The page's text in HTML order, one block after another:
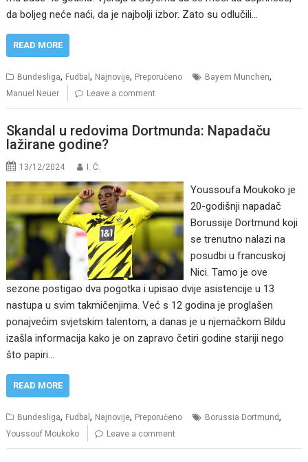
da boljeg neće naći, da je najbolji izbor. Zato su odlučili…
READ MORE
Bundesliga, Fudbal, Najnovije, Preporučeno Bayern Munchen,
Manuel Neuer Leave a comment
Skandal u redovima Dortmunda: Napadaču
lažirane godine?
13/12/2024 I. Ć.
Youssoufa Moukoko je
20-godišnji napadač
Borussije Dortmund koji
se trenutno nalazi na
posudbi u francuskoj
Nici. Tamo je ove
sezone postigao dva pogotka i upisao dvije asistencije u 13
nastupa u svim takmičenjima. Već s 12 godina je proglašen
ponajvećim svjetskim talentom, a danas je u njemačkom Bildu
izašla informacija kako je on zapravo četiri godine stariji nego
što papiri…
READ MORE
Bundesliga, Fudbal, Najnovije, Preporučeno Borussia Dortmund,
Youssouf Moukoko Leave a comment